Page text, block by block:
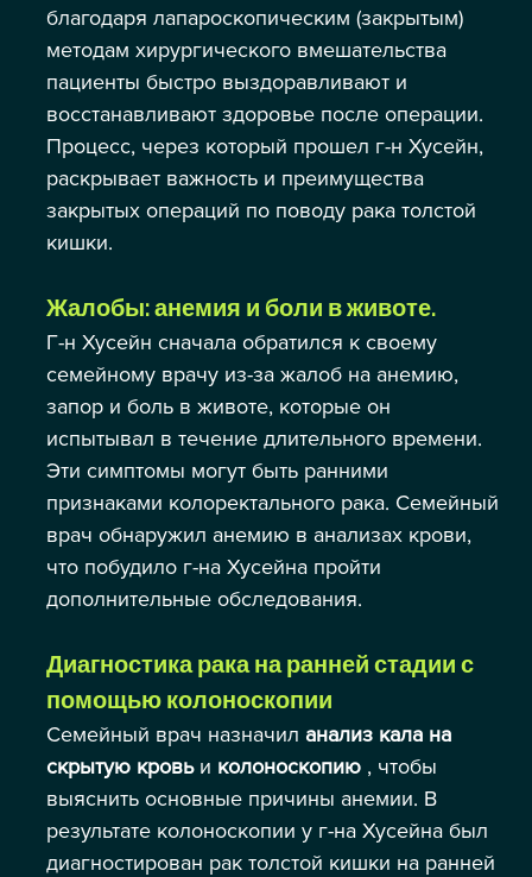
благодаря лапароскопическим (закрытым)
методам хирургического вмешательства
пациенты быстро выздоравливают и
восстанавливают здоровье после операции.
Процесс, через который прошел г-н Хусейн,
раскрывает важность и преимущества
закрытых операций по поводу рака толстой
кишки.
Жалобы: анемия и боли в животе.
Г-н Хусейн сначала обратился к своему
семейному врачу из-за жалоб на анемию,
запор и боль в животе, которые он
испытывал в течение длительного времени.
Эти симптомы могут быть ранними
признаками колоректального рака. Семейный
врач обнаружил анемию в анализах крови,
что побудило г-на Хусейна пройти
дополнительные обследования.
Диагностика рака на ранней стадии с
помощью колоноскопии
Семейный врач назначил анализ кала на
скрытую кровь и колоноскопию , чтобы
выяснить основные причины анемии. В
результате колоноскопии у г-на Хусейна был
диагностирован рак толстой кишки на ранней